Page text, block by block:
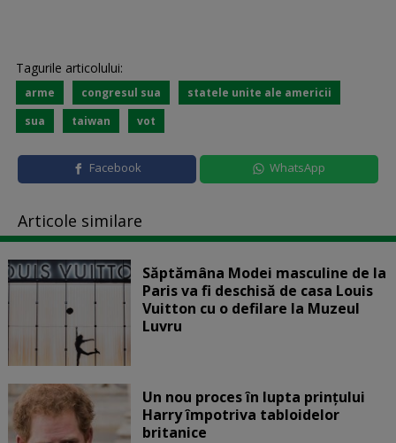
Tagurile articolului:
arme congresul sua
statele unite ale americii
sua
taiwan vot
Facebook WhatsApp
Articole similare
Săptămâna Modei masculine de la
Paris va fi deschisă de casa Louis
Vuitton cu o defilare la Muzeul
Luvru
Un nou proces în lupta prinţului
Harry împotriva tabloidelor
britanice